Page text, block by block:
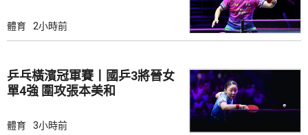
體育 2小時前
乒乓橫濱冠軍賽丨國乒3將晉女
單4強 圍攻張本美和
體育 3小時前